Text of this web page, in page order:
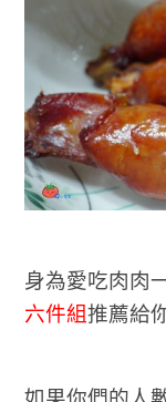
身為愛吃肉肉
六件組推薦給